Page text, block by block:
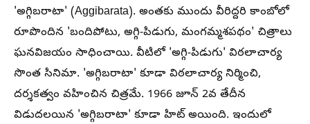
'అగ్గిబరాటా' (Aggibarata). అంతకు ముందు వీరిద్దరి కాంబోలో
రూపొందిన 'బందిపోటు, అగ్గి-పిడుగు, మంగమ్మశపథం' చిత్రాలు
ఘనవిజయం సాధించాయి. వీటిలో 'అగ్గి-పిడుగు' విఠలాచార్య
సొంత సినిమా. 'అగ్గిబరాటా' కూడా విఠలాచార్య నిర్మించి,
దర్శకత్వం వహించిన చిత్రమే. 1966 జూన్ 2వ తేదీన
విడుదలయిన 'అగ్గిబరాటా' కూడా హిట్ అయింది. ఇందులో